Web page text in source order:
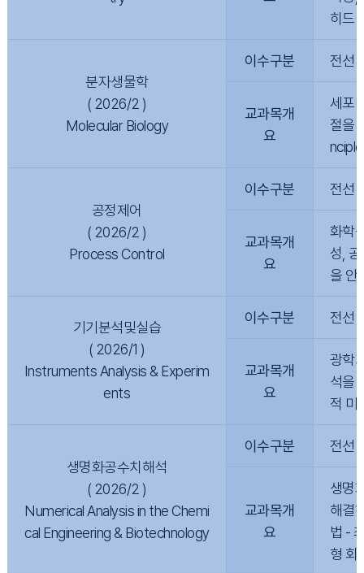
히드
분자생물학
( 2026/2 )
Molecular Biology
이수구분 전선
교과목개
요
세포
절을
공정제어
( 2026/2 )
Process Control
이수구분 전선
교과목개
요
화학
성,
을 안
기기분석및실습
( 2026/1 )
Instruments Analysis & Experim
ents
이수구분 전선
교과목개
요
광학
석을
적 미
생명화공수치해석
( 2026/2 )
Numerical Analysis in the Chemi
cal Engineering & Biotechnology
이수구분 전선
교과목개
요
생명
해결
법 -
형 회